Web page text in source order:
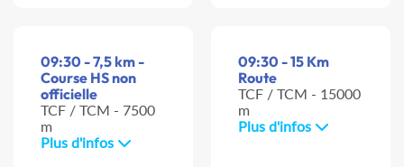
09:30 - 7,5 km -
Course HS non
officielle
TCF / TCM - 7500
m
Plus d'infos
09:30 - 15 Km
Route
TCF / TCM - 15000
m
Plus d'infos